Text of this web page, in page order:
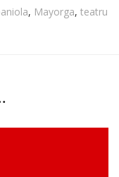
, Mayorga, teatru